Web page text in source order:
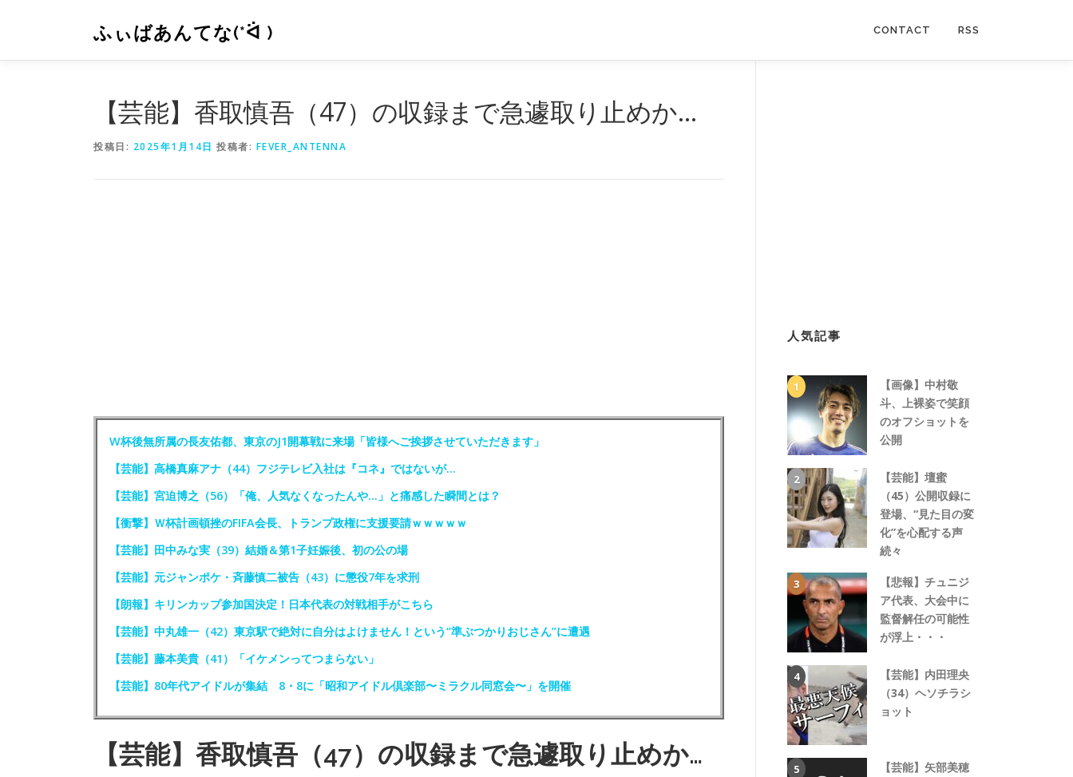
ン
ふぃばあんてな(*ᐛ ) CONTACT RSS
【芸能】香取慎吾（47）の収録まで急遽取り止めか…
投稿日: 2025年1月14日 投稿者: FEVER_ANTENNA
W杯後無所属の長友佑都、東京のJ1開幕戦に来場「皆様へご挨拶させていただきます」
【芸能】高橋真麻アナ（44）フジテレビ入社は『コネ』ではないが…
【芸能】宮迫博之（56）「俺、人気なくなったんや…」と痛感した瞬間とは？
【衝撃】Ｗ杯計画頓挫のFIFA会長、トランプ政権に支援要請ｗｗｗｗｗ
【芸能】田中みな実（39）結婚＆第1子妊娠後、初の公の場
【芸能】元ジャンポケ・斉藤慎二被告（43）に懲役7年を求刑
【朗報】キリンカップ参加国決定！日本代表の対戦相手がこちら
【芸能】中丸雄一（42）東京駅で絶対に自分はよけません！という“準ぶつかりおじさん”に遭遇
【芸能】藤本美貴（41）「イケメンってつまらない」
【芸能】80年代アイドルが集結 8・8に「昭和アイドル倶楽部〜ミラクル同窓会〜」を開催
【芸能】香取慎吾（47）の収録まで急遽取り止めか…
人気記事
【画像】中村敬
斗、上裸姿で笑顔
のオフショットを
公開
【芸能】壇蜜
（45）公開収録に
登場、“見た目の変
化”を心配する声
続々
【悲報】チュニジ
ア代表、大会中に
監督解任の可能性
が浮上・・・
【芸能】内田理央
（34）ヘソチラシ
ョット
【芸能】矢部美穂